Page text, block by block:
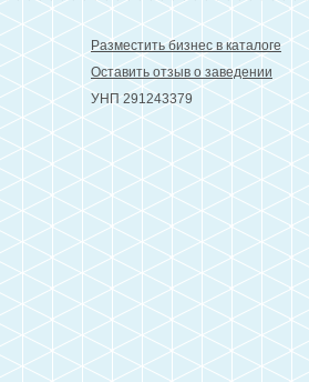
Разместить бизнес в каталоге
Оставить отзыв о заведении
УНП 291243379